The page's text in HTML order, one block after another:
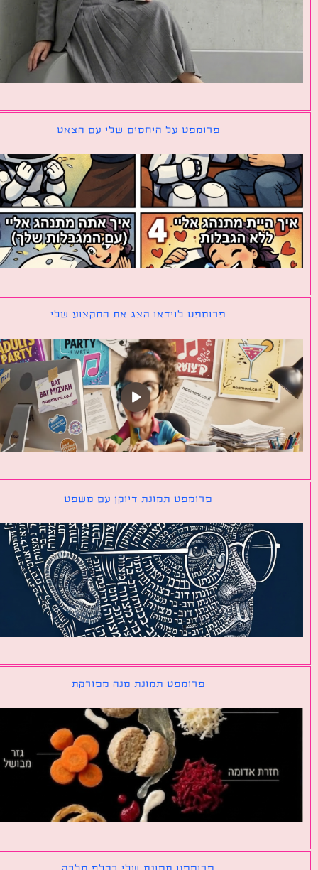
פרומפט על היחסים שלי עם הצאט
פרומפט לוידאו הצג את המקצוע שלי
פרומפט תמונת דיוקן עם משפט
פרומפט תמונת מנה מפורקת